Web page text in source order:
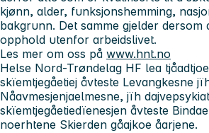
kjønn, alder, funksjonshemming,
bakgrunn. Det samme gjelder
opphold utenfor arbeidslivet.
Les mer om oss på www.hnt.no
Helse Nord-Trøndelag HF lea
skïemtjegåetiej åvteste Levangkesne
Nåavmesjenjaelmesne, jïh
skïemtjegåetiedïenesjen åvteste
noerhtene Skierden gåajkoe åarjene.